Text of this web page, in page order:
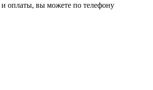
и оплаты, вы можете по телефону